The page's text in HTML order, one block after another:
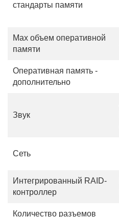
стандарты памяти
Max объем оперативной
памяти
Оперативная память -
дополнительно
Звук
Сеть
Интегрированный RAID-
контроллер
Количество разъемов